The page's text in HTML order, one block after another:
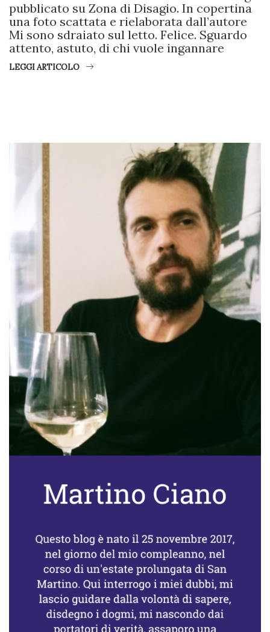
pubblicato su Zona di Disagio. In copertina
una foto scattata e rielaborata dall’autore
Mi sono sdraiato sul letto. Felice. Sguardo
attento, astuto, di chi vuole ingannare
LEGGI ARTICOLO